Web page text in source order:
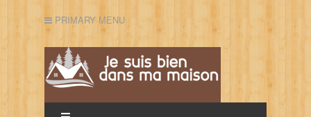
PRIMARY MENU